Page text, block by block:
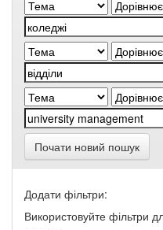
Почати новий пошук
Додати фільтри:
Використовуйте фільтри